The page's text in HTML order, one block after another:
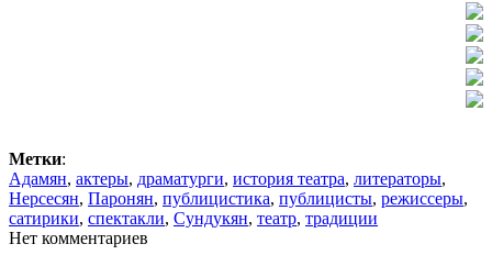
Метки:
Адамян, актеры, драматурги, история театра, литераторы,
Нерсесян, Паронян, публицистика, публицисты, режиссеры,
сатирики, спектакли, Сундукян, театр, традиции
Нет комментариев